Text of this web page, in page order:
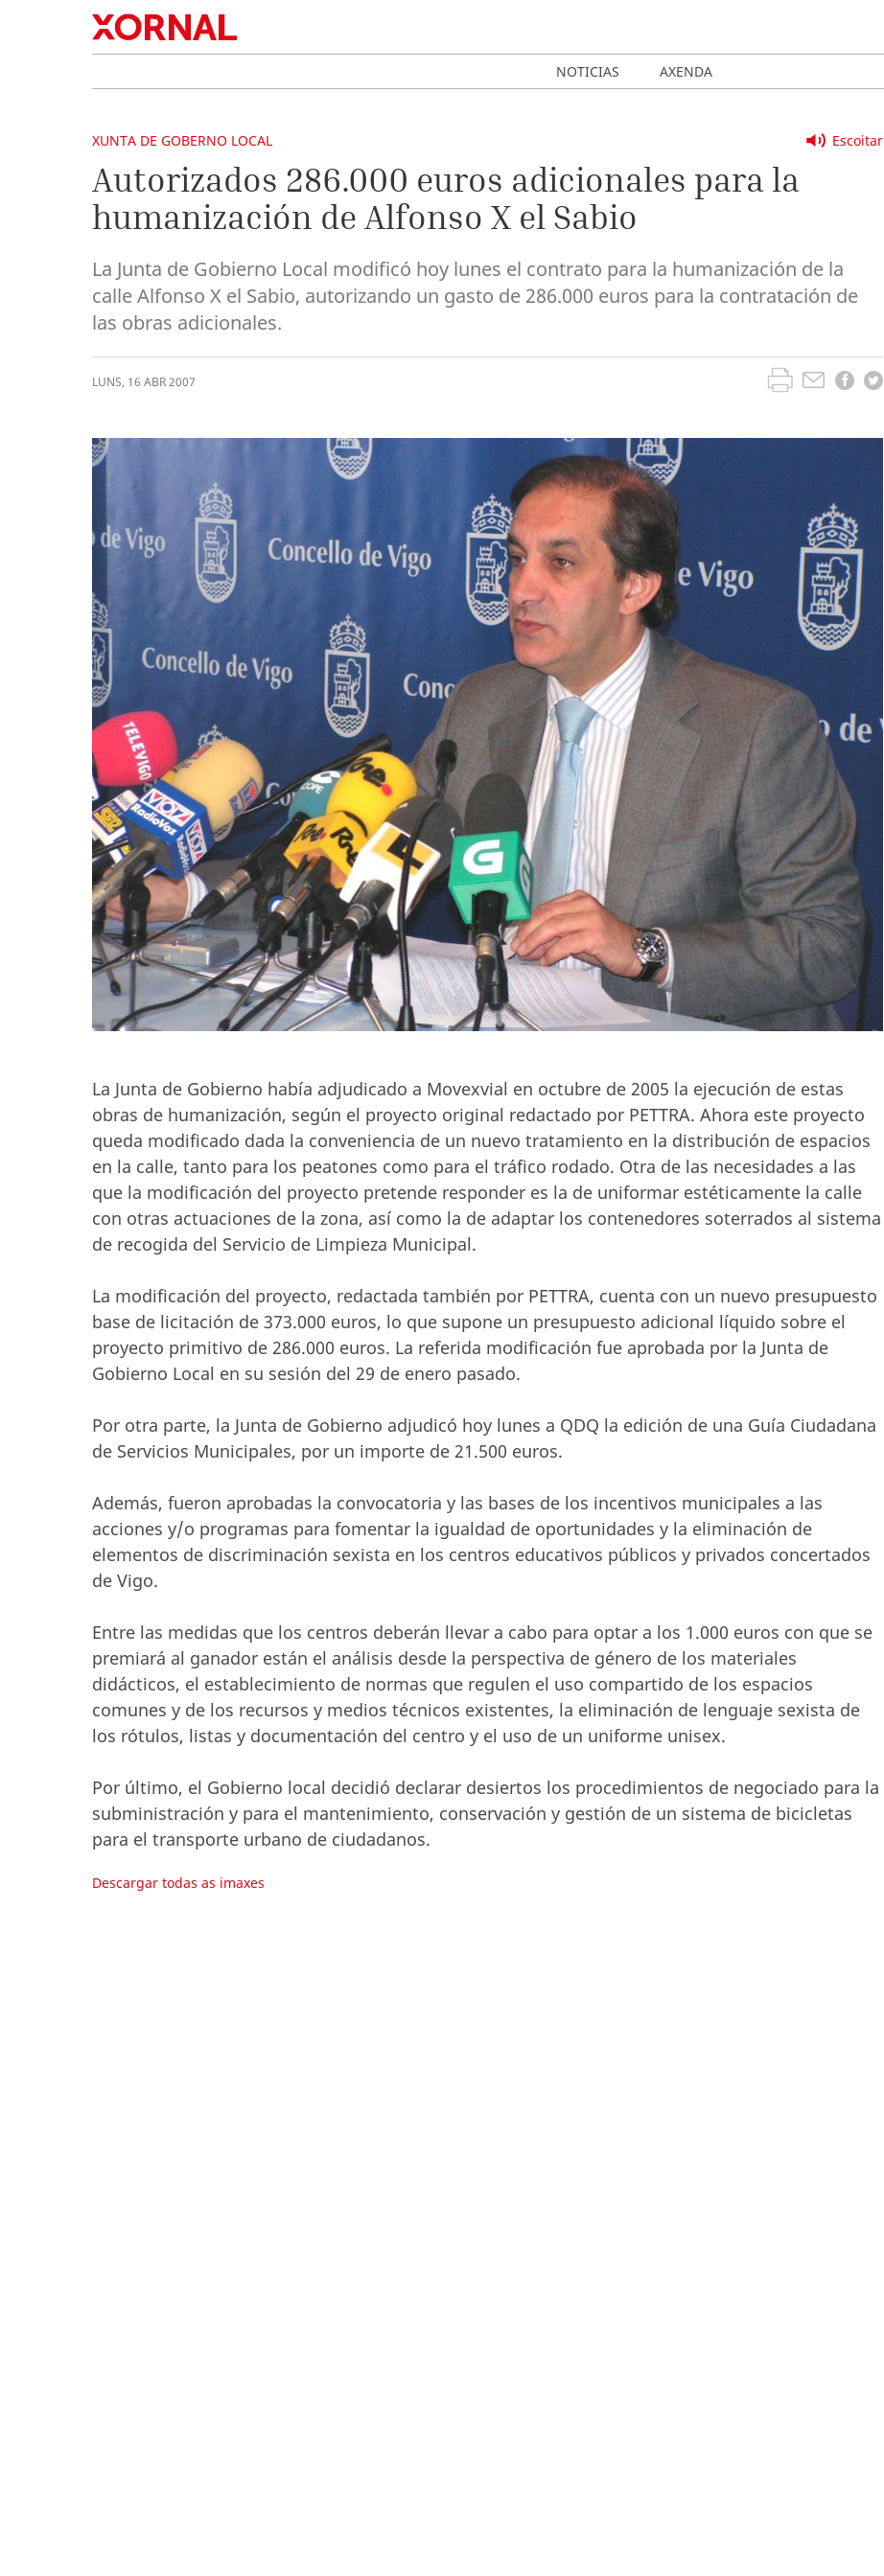
NOTICIAS AXENDA
Escoitar
XUNTA DE GOBERNO LOCAL
Autorizados 286.000 euros adicionales para la
humanización de Alfonso X el Sabio
La Junta de Gobierno Local modificó hoy lunes el contrato para la humanización de la
calle Alfonso X el Sabio, autorizando un gasto de 286.000 euros para la contratación de
las obras adicionales.
LUNS, 16 ABR2007
La Junta de Gobierno había adjudicado a Movexvial en octubre de 2005 la ejecución de estas
obras de humanización, según el proyecto original redactado por PETTRA. Ahora este proyecto
queda modificado dada la conveniencia de un nuevo tratamiento en la distribución de espacios
en la calle, tanto para los peatones como para el tráfico rodado. Otra de las necesidades a las
que la modificación del proyecto pretende responder es la de uniformar estéticamente la calle
con otras actuaciones de la zona, así como la de adaptar los contenedores soterrados al sistema
de recogida del Servicio de Limpieza Municipal.
La modificación del proyecto, redactada también por PETTRA, cuenta con un nuevo presupuesto
base de licitación de 373.000 euros, lo que supone un presupuesto adicional líquido sobre el
proyecto primitivo de 286.000 euros. La referida modificación fue aprobada por la Junta de
Gobierno Local en su sesión del 29 de enero pasado.
Por otra parte, la Junta de Gobierno adjudicó hoy lunes a QDQ la edición de una Guía Ciudadana
de Servicios Municipales, por un importe de 21.500 euros.
Además, fueron aprobadas la convocatoria y las bases de los incentivos municipales a las
acciones y/o programas para fomentar la igualdad de oportunidades y la eliminación de
elementos de discriminación sexista en los centros educativos públicos y privados concertados
de Vigo.
Entre las medidas que los centros deberán llevar a cabo para optar a los 1.000 euros con que se
premiará al ganador están el análisis desde la perspectiva de género de los materiales
didácticos, el establecimiento de normas que regulen el uso compartido de los espacios
comunes y de los recursos y medios técnicos existentes, la eliminación de lenguaje sexista de
los rótulos, listas y documentación del centro y el uso de un uniforme unisex.
Por último, el Gobierno local decidió declarar desiertos los procedimientos de negociado para la
subministración y para el mantenimiento, conservación y gestión de un sistema de bicicletas
para el transporte urbano de ciudadanos.
Descargar todas as imaxes